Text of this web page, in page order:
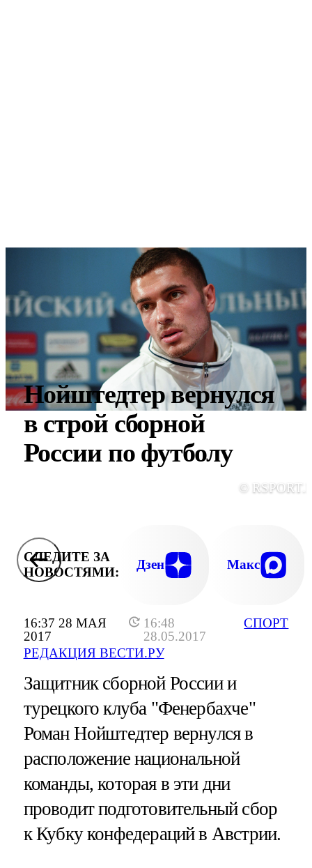
16:37 28 МАЯ
2017
16:48
28.05.2017
РЕДАКЦИЯ ВЕСТИ.РУ
СПОРТ
Нойштедтер вернулся
в строй сборной
России по футболу
©
СЛЕДИТЕ ЗА
НОВОСТЯМИ:
Дзен Макс
Защитник сборной России и
турецкого клуба "Фенербахче"
Роман Нойштедтер вернулся в
расположение национальной
команды, которая в эти дни
проводит подготовительный сбор
к Кубку конфедераций в Австрии.